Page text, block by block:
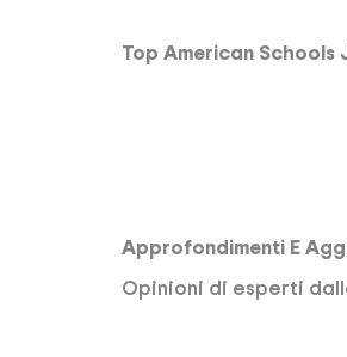
Top American Schools
Approfondimenti E
Opinioni di esperti